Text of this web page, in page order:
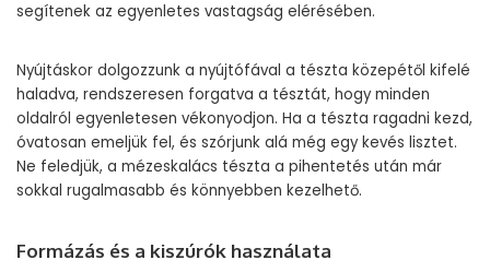
segítenek az egyenletes vastagság elérésében.
Nyújtáskor dolgozzunk a nyújtófával a tészta közepétől kifelé
haladva, rendszeresen forgatva a tésztát, hogy minden
oldalról egyenletesen vékonyodjon. Ha a tészta ragadni kezd,
óvatosan emeljük fel, és szórjunk alá még egy kevés lisztet.
Ne feledjük, a mézeskalács tészta a pihentetés után már
sokkal rugalmasabb és könnyebben kezelhető.
Formázás és a kiszúrók használata